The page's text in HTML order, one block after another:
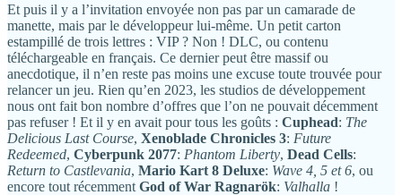
Et puis il y a l’invitation envoyée non pas par un camarade de
manette, mais par le développeur lui-même. Un petit carton
estampillé de trois lettres : VIP ? Non ! DLC, ou contenu
téléchargeable en français. Ce dernier peut être massif ou
anecdotique, il n’en reste pas moins une excuse toute trouvée pour
relancer un jeu. Rien qu’en 2023, les studios de développement
nous ont fait bon nombre d’offres que l’on ne pouvait décemment
pas refuser ! Et il y en avait pour tous les goûts : Cuphead: The
Delicious Last Course, Xenoblade Chronicles 3: Future
Redeemed, Cyberpunk 2077: Phantom Liberty, Dead Cells:
Return to Castlevania, Mario Kart 8 Deluxe: Wave 4, 5 et 6, ou
encore tout récemment God of War Ragnarök: Valhalla !